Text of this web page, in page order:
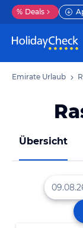
% Deals
Emirate Urlaub
Übersicht